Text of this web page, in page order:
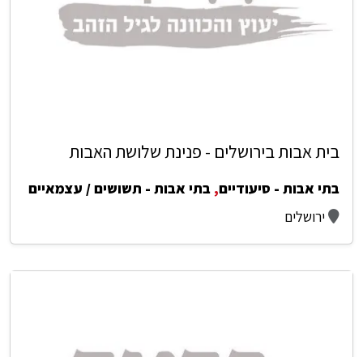
בית אבות בירושלים - פנינת שלושת האבות
בתי אבות - סיעודיים, בתי אבות - תשושים / עצמאיים
ירושלים